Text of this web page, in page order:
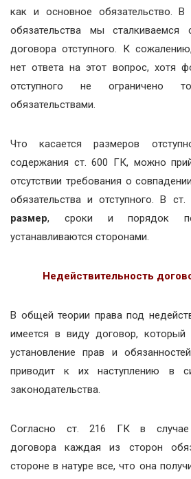
как и основное обязательство. В
обязательства мы
договора отступного. К
нет ответа на этот вопрос, хотя
отступного не ограничено
обязательствами.
Что касается размеров
содержания ст. 600 ГК, можно
отсутствии требования о
обязательства и отступного. В
размер, сроки и порядок
устанавливаются сторонами.
Недействительность
В общей теории права под
имеется в виду договор, который
установление прав и
приводит к их наступлению в
законодательства.
Согласно ст. 216 ГК в случае
договора каждая из сторон
стороне в натуре все, что она